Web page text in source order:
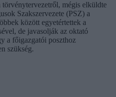
mégis elküldte
Szakszervezete (PSZ) a
között egyetértettek a
de javasolják az oktató
a főigazgatói poszthoz
szükség.